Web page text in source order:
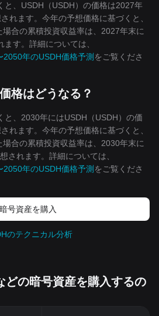
と、USDH（USDH）の価格は2027年
れます。今年の予想価格に基づくと、
合の累積投資収益率は、2027年末に
す。詳細については、
年のUSDH価格予測 をご覧くださ
格はどうなる？
と、2030年にはUSDH（USDH）の価
れます。今年の予想価格に基づくと、
合の累積投資収益率は、2030年末に
されます。詳細については、
年のUSDH価格予測 をご覧くださ
暗号資産を購入
のテクニカル分析
どの暗号資産を購入するの